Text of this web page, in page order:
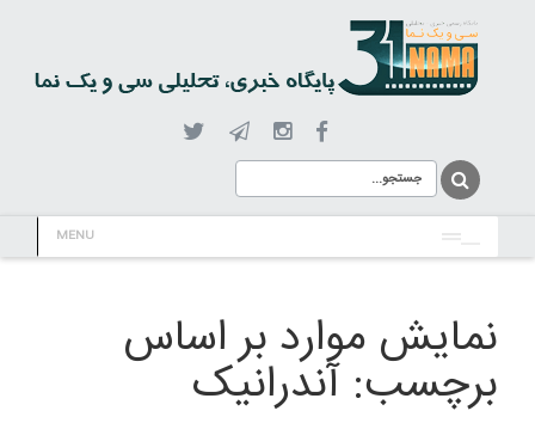
MENU
نمایش موارد بر اساس
برچسب: آندرانیک